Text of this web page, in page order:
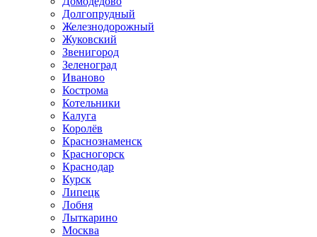
Долгопрудный
Железнодорожный
Жуковский
Звенигород
Зеленоград
Иваново
Кострома
Котельники
Калуга
Королёв
Краснознаменск
Красногорск
Краснодар
Курск
Липецк
Лобня
Лыткарино
Москва